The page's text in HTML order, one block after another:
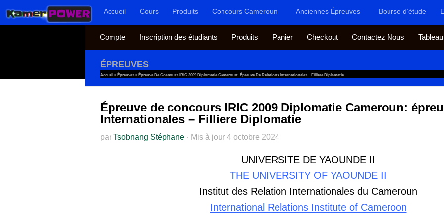
Au dessous du contenuAccueil Cours Produits Concours Cameroun Anciennes Épreuves Bourse d’étude
Compte Inscription des étudiants Produits Panier Checkout Contactez Nous
ÉPREUVES
Accueil » Épreuves » Épreuve De Concours IRIC 2009 Diplomatie Cameroun: Épreuve De Relations Internationales – Filliere Diplomatie
Épreuve de concours IRIC 2009 Diplomatie Cameroun:
Internationales – Filliere Diplomatie
par Tsobnang Stéphane · Mis à jour 4 octobre 2024
UNIVERSITE DE YAOUNDE II
THE UNIVERSITY OF YAOUNDE II
Institut des Relation Internationales du Cameroun
International Relations Institute of Cameroon